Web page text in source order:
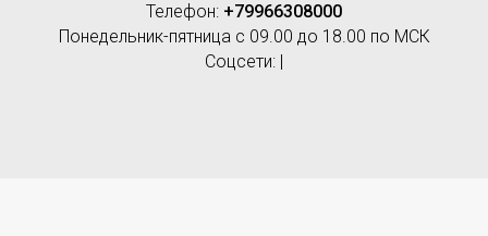
Телефон: +79966308000
Понедельник-пятница с 09.00 до 18.00 по МСК
Соцсети: |